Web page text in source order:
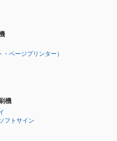
・ページプリンター）
機
フトサイン